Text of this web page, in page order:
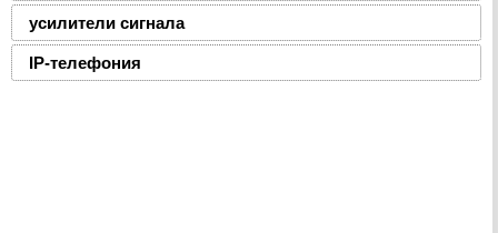
усилители сигнала
IP-телефония